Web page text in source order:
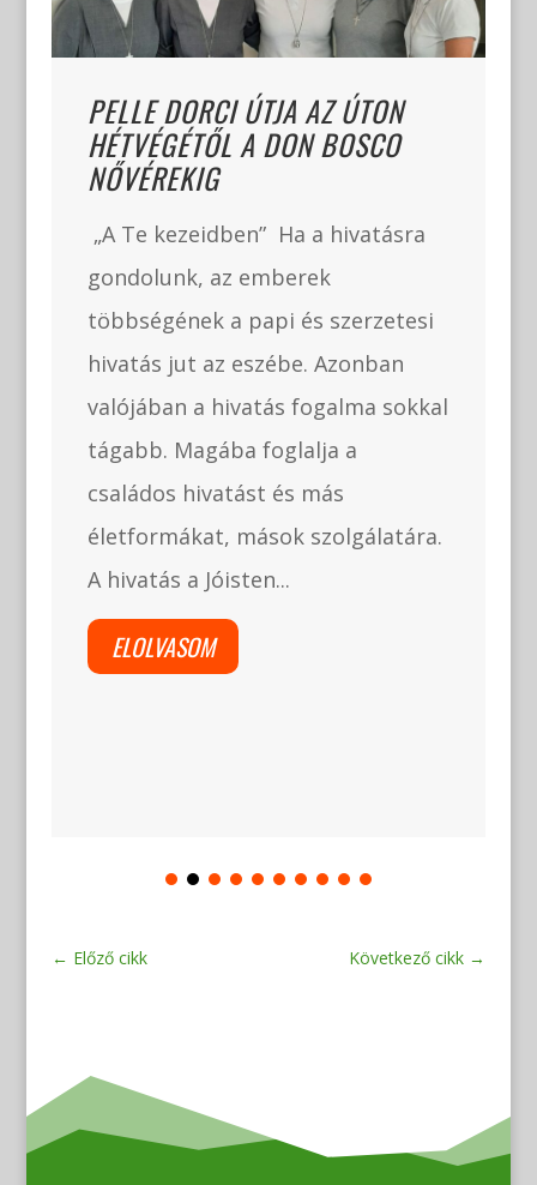
✨ XXXI. SZALÉZI
MINISTRÁNSTÁBOR –
TALÁLKOZZUNK
Kedves Ministráns Fiúk!Kedves
Plébános atyák,
ministránsvezetők, szülők! Idén
nyáron immár harmincegyedik
alkalommal várjuk a
ministránsokat Magyarország
egyik legszebb szalézi helyszínére,
Péliföldszentkeresztre, hogy
közösen töltsünk el egy
felejthetetlen hetet,...
← Előző cikk Következő cikk →